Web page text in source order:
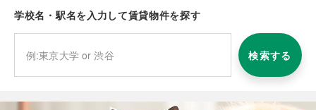
学校名・駅名を入力して賃貸物件を探す
検索する